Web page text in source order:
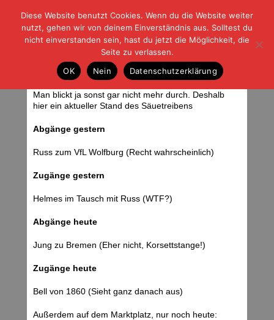
| | |BLOG-GFußball und der Rest
HOME|REGELN|IMPRESSUM |DATENSCHUTZ
Kurzes Update Schweinsgalopp
Mittwoch, 15.06.11 | 06:34 Uhr
Man blickt ja sonst gar nicht mehr durch. Deshalb
hier ein aktueller Stand des Säuetreibens
Abgänge gestern
Russ zum VfL Wolfburg (Recht wahrscheinlich)
Zugänge gestern
Helmes im Tausch mit Russ (WTF?)
Abgänge heute
Jung zu Bremen (Eher nicht, Korsettstange!)
Zugänge heute
Bell von 1860 (Sieht ganz danach aus)
Außerdem auf dem Marktplatz, nur noch heute:
Diese Website benutzt Cookies. Wenn du die Website weiter
nutzt, gehen wir von deinem Einverständnis aus. Solltest du
nicht einverstanden sein, hast du jetzt die Möglichkeit, die
Seite zu verlassen.
OK
Nein Datenschutzerklärung